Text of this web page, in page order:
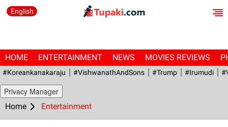
English
HOME ENTERTAINMENT NEWS MOVIES REVIEWS
#Koreankanakaraju #VishwanathAndSons #Trump #irumudi
Privacy Manager
Home Entertainment